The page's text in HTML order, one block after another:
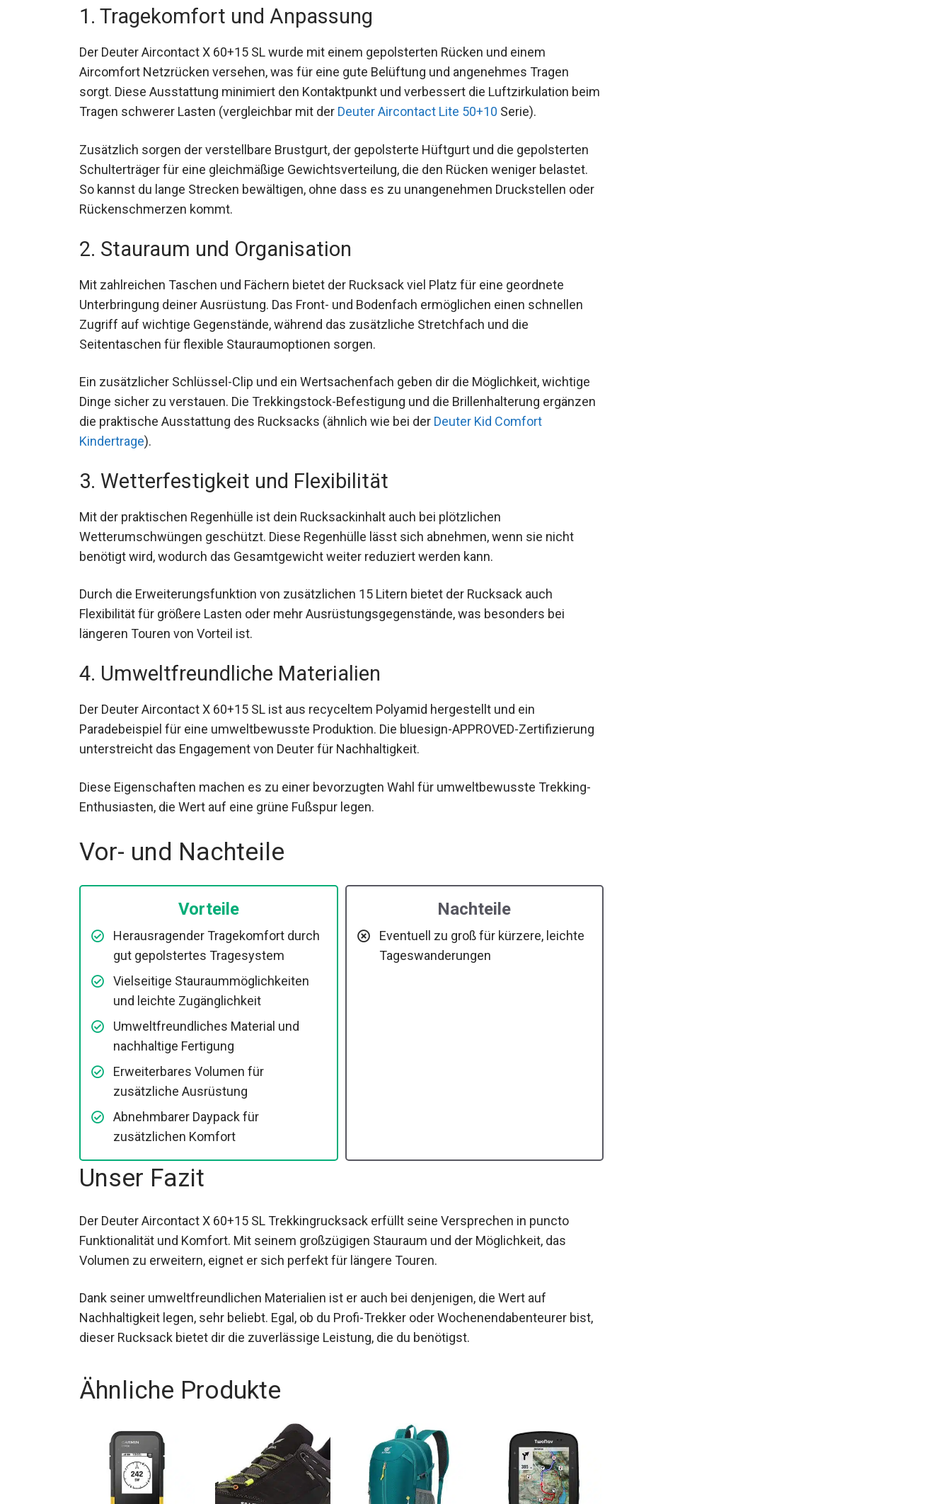
1. Tragekomfort und Anpassung
Der Deuter Aircontact X 60+15 SL wurde mit einem gepolsterten Rücken und einem
Aircomfort Netzrücken versehen, was für eine gute Belüftung und angenehmes Tragen
sorgt. Diese Ausstattung minimiert den Kontaktpunkt und verbessert die Luftzirkulation
beim Tragen schwerer Lasten (vergleichbar mit derDeuter Aircontact Lite 50+10Serie).
Zusätzlich sorgen der verstellbare Brustgurt, der gepolsterte Hüftgurt und die gepolsterten
Schulterträger für eine gleichmäßige Gewichtsverteilung, die den Rücken weniger belastet.
So kannst du lange Strecken bewältigen, ohne dass es zu unangenehmen Druckstellen oder
Rückenschmerzen kommt.
2. Stauraum und Organisation
Mit zahlreichen Taschen und Fächern bietet der Rucksack viel Platz für eine geordnete
Unterbringung deiner Ausrüstung. Das Front- und Bodenfach ermöglichen einen schnellen
Zugriff auf wichtige Gegenstände, während das zusätzliche Stretchfach und die
Seitentaschen für flexible Stauraumoptionen sorgen.
Ein zusätzlicher Schlüssel-Clip und ein Wertsachenfach geben dir die Möglichkeit, wichtige
Dinge sicher zu verstauen. Die Trekkingstock-Befestigung und die Brillenhalterung ergänzen
die praktische Ausstattung des Rucksacks (ähnlich wie bei der Deuter Kid Comfort
Kindertrage).
3. Wetterfestigkeit und Flexibilität
Mit der praktischen Regenhülle ist dein Rucksackinhalt auch bei plötzlichen
Wetterumschwüngen geschützt. Diese Regenhülle lässt sich abnehmen, wenn sie nicht
benötigt wird, wodurch das Gesamtgewicht weiter reduziert werden kann.
Durch die Erweiterungsfunktion von zusätzlichen 15 Litern bietet der Rucksack auch
Flexibilität für größere Lasten oder mehr Ausrüstungsgegenstände, was besonders bei
längeren Touren von Vorteil ist.
4. Umweltfreundliche Materialien
Der Deuter Aircontact X 60+15 SL ist aus recyceltem Polyamid hergestellt und ein
Paradebeispiel für eine umweltbewusste Produktion. Die bluesign-APPROVED-Zertifizierung
unterstreicht das Engagement von Deuter für Nachhaltigkeit.
Diese Eigenschaften machen es zu einer bevorzugten Wahl für umweltbewusste Trekking-
Enthusiasten, die Wert auf eine grüne Fußspur legen.
Vor- und Nachteile
Vorteile
Herausragender Tragekomfort durch
gut gepolstertes Tragesystem
Vielseitige Stauraummöglichkeiten
und leichte Zugänglichkeit
Umweltfreundliches Material und
nachhaltige Fertigung
Erweiterbares Volumen für
zusätzliche Ausrüstung
Abnehmbarer Daypack für
zusätzlichen Komfort
Nachteile
Eventuell zu groß für kürzere, leichte
Tageswanderungen
Unser Fazit
Der Deuter Aircontact X 60+15 SL Trekkingrucksack erfüllt seine Versprechen in puncto
Funktionalität und Komfort. Mit seinem großzügigen Stauraum und der Möglichkeit, das
Volumen zu erweitern, eignet er sich perfekt für längere Touren.
Dank seiner umweltfreundlichen Materialien ist er auch bei denjenigen, die Wert auf
Nachhaltigkeit legen, sehr beliebt. Egal, ob du Profi-Trekker oder Wochenendabenteurer bist,
dieser Rucksack bietet dir die zuverlässige Leistung, die du benötigst.
Ähnliche Produkte